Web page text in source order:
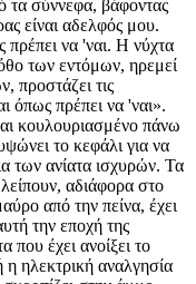
τα σύννεφα, βάφοντας
είναι αδελφός μου.
πρέπει να 'ναι. Η νύχτα
των εντόμων, ηρεμεί
προστάζει τις
όπως πρέπει να 'ναι».
κουλουριασμένο πάνω
το κεφάλι για να
των ανίατα ισχυρών. Τα
λείπουν, αδιάφορα στο
από την πείνα, έχει
την εποχή της
που έχει ανοίξει το
ηλεκτρική αναλγησία